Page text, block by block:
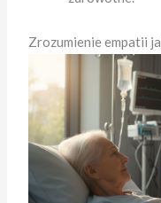
Zrozumienie empatii